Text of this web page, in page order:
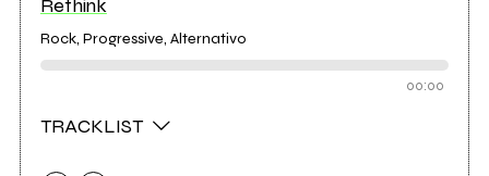
Rethink
Rock, Progressive, Alternativo
00:00
TRACKLIST